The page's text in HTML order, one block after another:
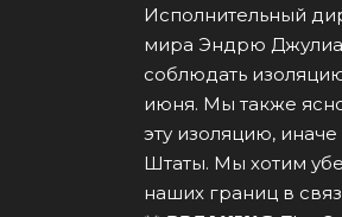
Исполнительный
мира Эндрю
соблюдать
июня. Мы также
эту изоляцию,
Штаты. Мы хотим
наших границ в